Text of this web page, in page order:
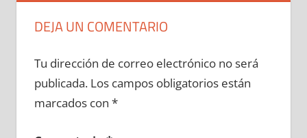
DEJA UN COMENTARIO
Tu dirección de correo electrónico no será
publicada. Los campos obligatorios están
marcados con *